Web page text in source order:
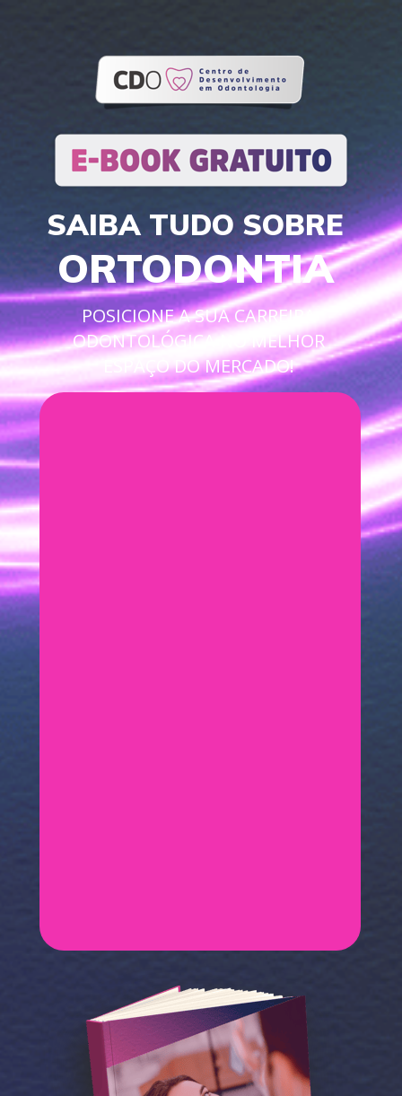
POSICIONE A SUA CARREIRA
ODONTOLÓGICA NO MELHOR
ESPAÇO DO MERCADO!
SAIBA TUDO SOBRE
ORTODONTIA